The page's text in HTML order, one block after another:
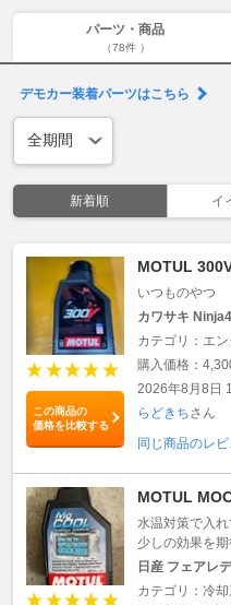
パーツ・商品
（78件 ）
デモカー装着パーツはこちら
新着順 イ
この商品の
価格を比較する
MOTUL
いつものやつ
カワサキ
カテゴリ：エ
購入価格：
2026年8月8日
らどきちさん
同じ商品のレ
MOTUL
水温対策で入れ
少しの効果を期
日産 フェアレ
カテゴリ：冷却